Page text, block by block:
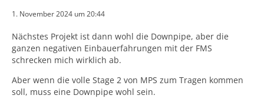
1. November 2024 um 20:44
Nächstes Projekt ist dann wohl die Downpipe, aber die
ganzen negativen Einbauerfahrungen mit der FMS
schrecken mich wirklich ab.
Aber wenn die volle Stage 2 von MPS zum Tragen kommen
soll, muss eine Downpipe wohl sein.